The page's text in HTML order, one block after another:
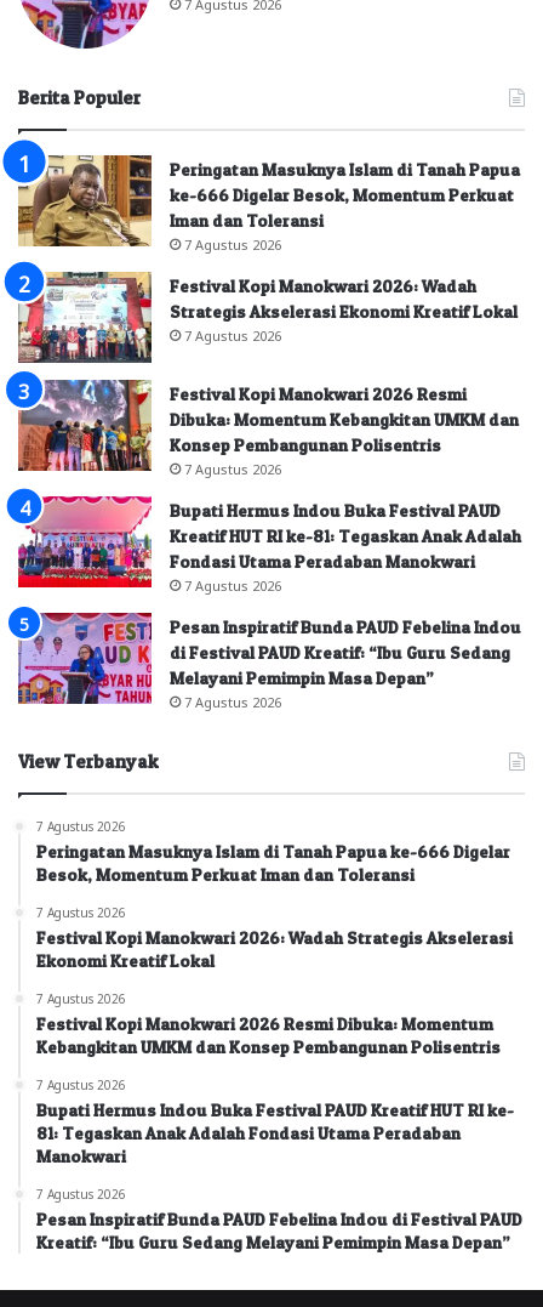
7 Agustus 2026
Berita Populer
Peringatan Masuknya Islam di Tanah Papua
ke-666 Digelar Besok, Momentum Perkuat
Iman dan Toleransi
7 Agustus 2026
Festival Kopi Manokwari 2026: Wadah
Strategis Akselerasi Ekonomi Kreatif Lokal
7 Agustus 2026
Festival Kopi Manokwari 2026 Resmi
Dibuka: Momentum Kebangkitan UMKM dan
Konsep Pembangunan Polisentris
7 Agustus 2026
Bupati Hermus Indou Buka Festival PAUD
Kreatif HUT RI ke-81: Tegaskan Anak Adalah
Fondasi Utama Peradaban Manokwari
7 Agustus 2026
Pesan Inspiratif Bunda PAUD Febelina Indou
di Festival PAUD Kreatif: “Ibu Guru Sedang
Melayani Pemimpin Masa Depan”
7 Agustus 2026
View Terbanyak
7 Agustus 2026
Peringatan Masuknya Islam di Tanah Papua ke-666 Digelar
Besok, Momentum Perkuat Iman dan Toleransi
7 Agustus 2026
Festival Kopi Manokwari 2026: Wadah Strategis Akselerasi
Ekonomi Kreatif Lokal
7 Agustus 2026
Festival Kopi Manokwari 2026 Resmi Dibuka: Momentum
Kebangkitan UMKM dan Konsep Pembangunan Polisentris
7 Agustus 2026
Bupati Hermus Indou Buka Festival PAUD Kreatif HUT RI ke-
81: Tegaskan Anak Adalah Fondasi Utama Peradaban
Manokwari
7 Agustus 2026
Pesan Inspiratif Bunda PAUD Febelina Indou di Festival PAUD
Kreatif: “Ibu Guru Sedang Melayani Pemimpin Masa Depan”